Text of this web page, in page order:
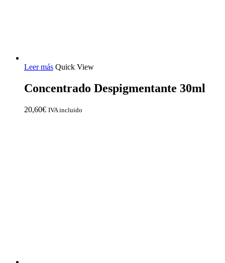
Leer más Quick View
Concentrado Despigmentante 30ml
20,60€ IVA incluido